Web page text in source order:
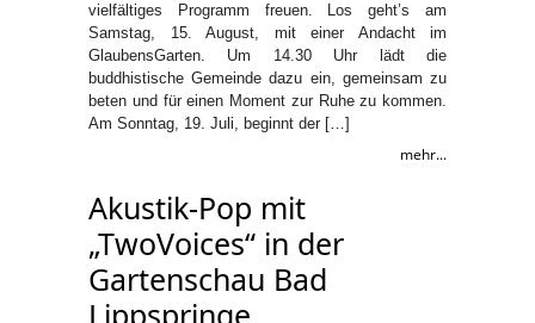
vielfältiges Programm freuen. Los geht’s am
Samstag, 15. August, mit einer Andacht im
GlaubensGarten. Um 14.30 Uhr lädt die
buddhistische Gemeinde dazu ein, gemeinsam zu
beten und für einen Moment zur Ruhe zu kommen.
Am Sonntag, 19. Juli, beginnt der […]
mehr...
Akustik-Pop mit
„TwoVoices“ in der
Gartenschau Bad
Lippspringe